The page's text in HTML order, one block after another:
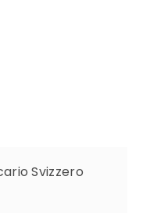
Svizzero